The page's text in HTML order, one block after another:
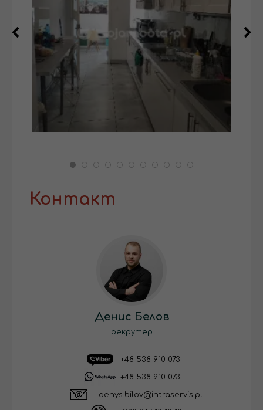
Контакт
Денис Белов
рекрутер
+48 538 910 073
+48 538 910 073
denys.bilov@intraservis.pl